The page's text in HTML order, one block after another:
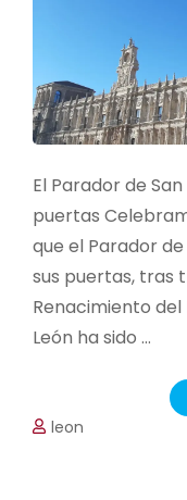
El Parador de
puertas
que el Parador
sus puertas, tras
Renacimiento
León ha sido …
leon